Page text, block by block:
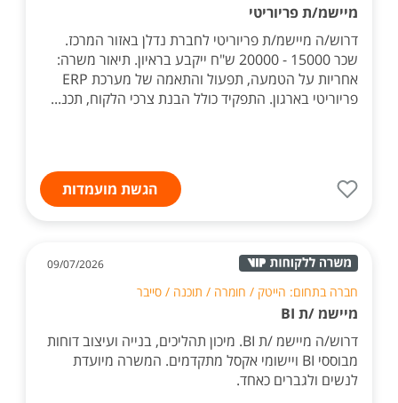
מיישמ/ת פריוריטי
דרוש/ה מיישמ/ת פריוריטי לחברת נדלן באזור המרכז.
שכר 15000 - 20000 ש"ח ייקבע בראיון. תיאור משרה:
אחריות על הטמעה, תפעול והתאמה של מערכת ERP
פריוריטי בארגון. התפקיד כולל הבנת צרכי הלקוח, תכנ...
הגשת מועמדות
09/07/2026
חברה בתחום: הייטק / חומרה / תוכנה / סייבר
מיישמ /ת BI
דרוש/ה מיישמ /ת BI. מיכון תהליכים, בנייה ועיצוב דוחות
מבוססי BI ויישומי אקסל מתקדמים. המשרה מיועדת
לנשים ולגברים כאחד.